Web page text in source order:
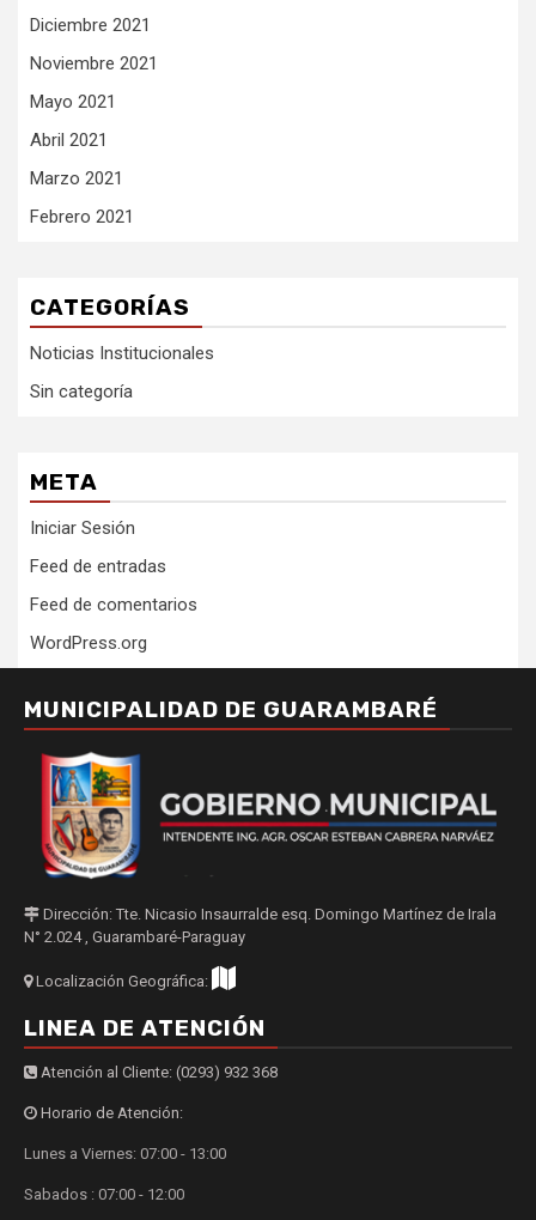
Diciembre 2021
Noviembre 2021
Mayo 2021
Abril 2021
Marzo 2021
Febrero 2021
CATEGORÍAS
Noticias Institucionales
Sin categoría
META
Iniciar Sesión
Feed de entradas
Feed de comentarios
WordPress.org
MUNICIPALIDAD DE GUARAMBARÉ
Dirección: Tte. Nicasio Insaurralde esq. Domingo Martínez de Irala
N° 2.024 , Guarambaré-Paraguay
Localización Geográfica:
LINEA DE ATENCIÓN
Atención al Cliente: (0293) 932 368
Horario de Atención:
Lunes a Viernes: 07:00 - 13:00
Sabados : 07:00 - 12:00